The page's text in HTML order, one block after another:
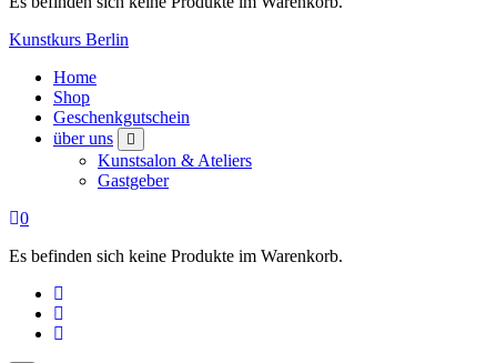
Kunstkurs Berlin
Home
Shop
Geschenkgutschein
über uns
Kunstsalon & Ateliers
Gastgeber
0
Es befinden sich keine Produkte im Warenkorb.